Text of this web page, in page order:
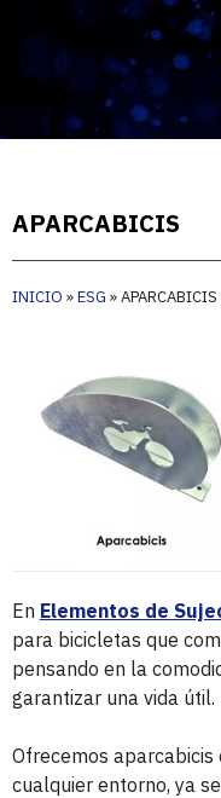
APARCABICIS
INICIO »ESG »APARCABICIS
En Elementos de
para bicicletas que
pensando en la
garantizar una vida útil.
Ofrecemos
cualquier entorno, ya